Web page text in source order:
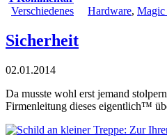
Verschiedenes
Hardware, Magic
Sicherheit
02.01.2014
Da musste wohl erst jemand
Firmenleitung dieses eigentlich™